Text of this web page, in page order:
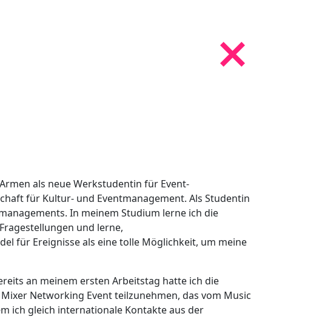
als neue Werkstudentin für Event-
für Kultur- und Eventmanagement. Als Studentin
In meinem Studium lerne ich die
und lerne,
für Ereignisse als eine tolle Möglichkeit, um meine
an meinem ersten Arbeitstag hatte ich die
Networking Event teilzunehmen, das vom Music
ich gleich internationale Kontakte aus der